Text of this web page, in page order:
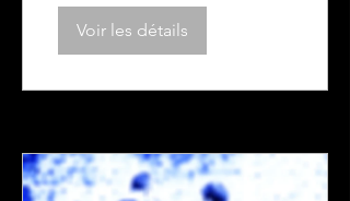
Voir les détails